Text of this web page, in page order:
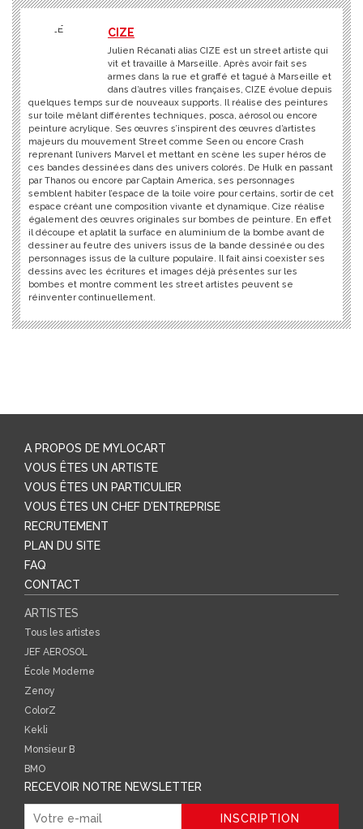
CIZE
Julien Récanati alias CIZE est un street artiste qui
vit et travaille à Marseille. Après avoir fait ses
armes dans la rue et graffé et tagué à Marseille et
dans d’autres villes françaises, CIZE évolue depuis
quelques temps sur de nouveaux supports. Il réalise des peintures
sur toile mêlant différentes techniques, posca, aérosol ou encore
peinture acrylique. Ses œuvres s’inspirent des œuvres d’artistes
majeurs du mouvement Street comme Seen ou encore Crash
reprenant l’univers Marvel et mettant en scène les super héros de
ces bandes dessinées dans des univers colorés. De Hulk en passant
par Thanos ou encore par Captain America, ses personnages
semblent habiter l’espace de la toile voire pour certains, sortir de cet
espace créant une composition vivante et dynamique. Cize réalise
également des œuvres originales sur bombes de peinture. En effet
il découpe et aplatit la surface en aluminium de la bombe avant de
dessiner au feutre des univers issus de la bande dessinée ou des
personnages issus de la culture populaire. Il fait ainsi coexister ses
dessins avec les écritures et images déjà présentes sur les
bombes et montre comment les street artistes peuvent se
réinventer continuellement.
A PROPOS DE MYLOCART
VOUS ÊTES UN ARTISTE
VOUS ÊTES UN PARTICULIER
VOUS ÊTES UN CHEF D’ENTREPRISE
RECRUTEMENT
PLAN DU SITE
FAQ
CONTACT
ARTISTES
Tous les artistes
JEF AEROSOL
École Moderne
Zenoy
ColorZ
Kekli
Monsieur B
BMO
RECEVOIR NOTRE NEWSLETTER